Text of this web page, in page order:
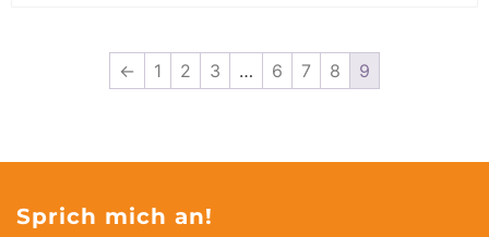
← 1 2 3 … 6 7 8 9
Sprich mich an!